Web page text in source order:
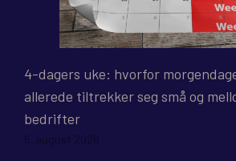
4-dagers uke: hvorfor
allerede tiltrekker seg små og
bedrifter
6. august 2026